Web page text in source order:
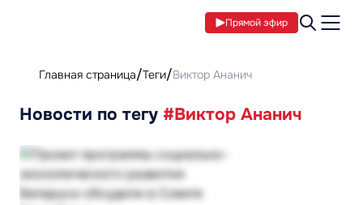
Прямой эфир
Главная страница Теги Виктор Ананич
Новости по тегу #Виктор Ананич